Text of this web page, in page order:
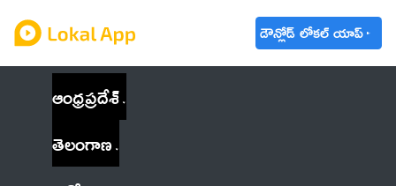
డౌన్లోడ్ లోకల్ యాప్
ఆంధ్రప్రదేశ్
తెలంగాణ